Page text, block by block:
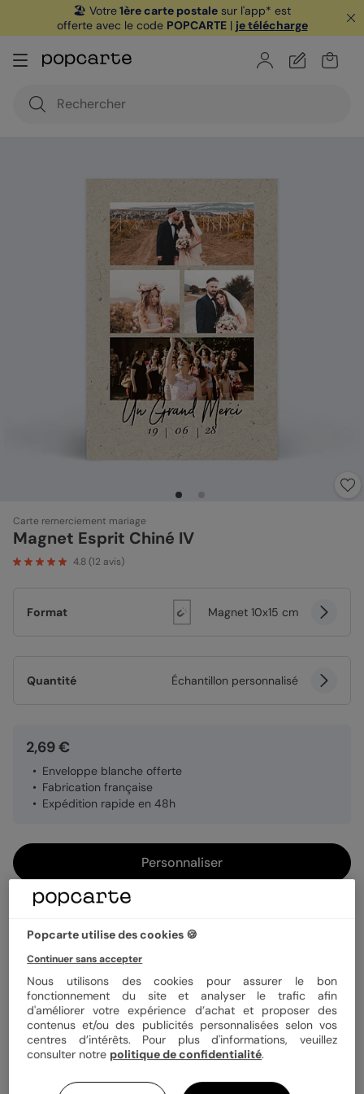
🏖️ Votre1ère carte postale sur l'app* est
offerte avec le code POPCARTE| je télécharge
Carte remerciement mariage
Magnet Esprit Chiné IV
4.8(12 avis)
Format Magnet 10x15 cm
Quantité Échantillon personnalisé
2,69 €
Enveloppe blanche offerte
Fabrication française
Expédition rapide en 48h
Personnaliser
En savoir plus
Informations produit
Et si votre remerciements mariage restait affiché bien plus
longtemps qu'une carte posée sur une étagère ? Avec nos
Esprit Chiné IV, vos proches n'ont qu'à le poser sur le frigo
Livraison & délais
Popcarte utilise des cookies 🍪
Continuer sans accepter
Nous utilisons des cookies pour assurer le bon
fonctionnement du site et analyser le trafic afin
d'améliorer votre expérience d’achat et proposer des
contenus et/ou des publicités personnalisées selon vos
centres d’intérêts. Pour plus d'informations, veuillez
consulter notre politique de confidentialité.